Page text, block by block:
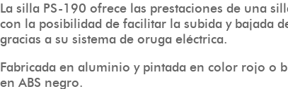
La silla PS-190 ofrece las prestaciones de una
con la posibilidad de facilitar la subida y bajada
gracias a su sistema de oruga eléctrica.
Fabricada en aluminio y pintada en color rojo o
en ABS negro.